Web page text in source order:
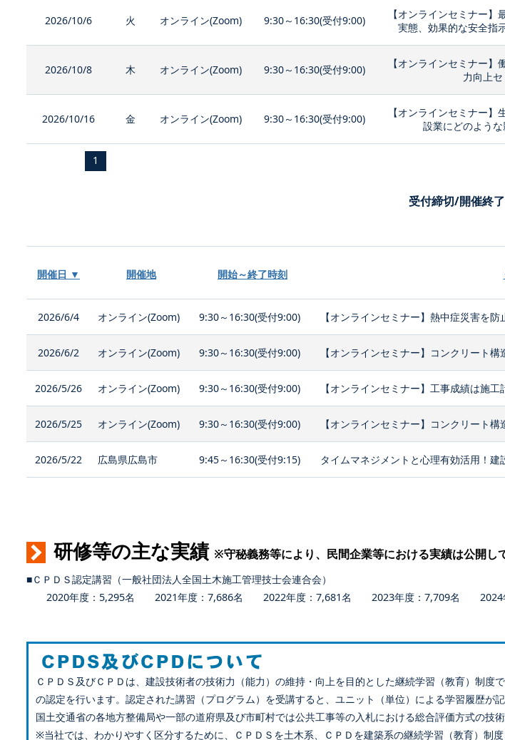
2026/10/6 火 オンライン(Zoom) 9:30～16:30(受付9:00)
【オンラインセミナー
実態、効果的な安全指
2026/10/8 木 オンライン(Zoom) 9:30～16:30(受付9:00)
【オンラインセミナー
力向上
2026/10/16 金 オンライン(Zoom) 9:30～16:30(受付9:00)
【オンラインセミナー
設業にどのよう
1
受付締切/開催終
開催日 ▼ 開催地 開始～終了時刻
2026/6/4 オンライン(Zoom) 9:30～16:30(受付9:00) 【オンラインセミナー】熱中症災害を防
2026/6/2 オンライン(Zoom) 9:30～16:30(受付9:00) 【オンラインセミナー】コンクリート
2026/5/26 オンライン(Zoom) 9:30～16:30(受付9:00) 【オンラインセミナー】工事成績は施工
2026/5/25 オンライン(Zoom) 9:30～16:30(受付9:00) 【オンラインセミナー】コンクリート
2026/5/22 広島県広島市 9:45～16:30(受付9:15) タイムマネジメントと心理有効活用！
研修等の主な実績 ※守秘義務等により、民間企業等における実績は公開し
■ＣＰＤＳ認定講習（一般社団法人全国土木施工管理技士会連合会）
2020年度：5,295名 2021年度：7,686名 2022年度：7,681名 2023年度：7,709名 2024
ＣＰＤＳ及びＣＰＤは、建設技術者の技術力（能力）の維持・向上を目的とした継続学習（教育）制
の認定を行います。認定された講習（プログラム）を受講すると、ユニット（単位）による学習履歴が
国土交通省の各地方整備局や一部の道府県及び市町村では公共工事等の入札における総合評価方式の技
※当社では、わかりやすく区分するために、ＣＰＤＳを土木系、ＣＰＤを建築系の継続学習（教育）制度